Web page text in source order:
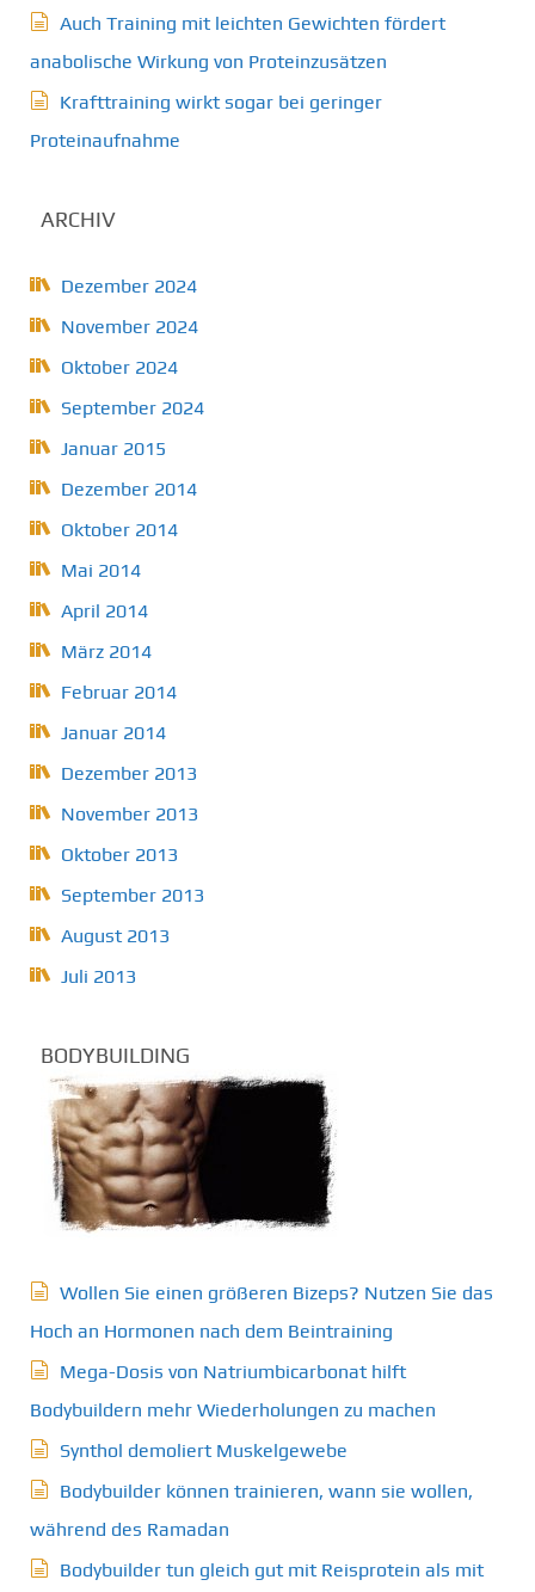
Auch Training mit leichten Gewichten fördert
anabolische Wirkung von Proteinzusätzen
Krafttraining wirkt sogar bei geringer
Proteinaufnahme
ARCHIV
Dezember 2024
November 2024
Oktober 2024
September 2024
Januar 2015
Dezember 2014
Oktober 2014
Mai 2014
April 2014
März 2014
Februar 2014
Januar 2014
Dezember 2013
November 2013
Oktober 2013
September 2013
August 2013
Juli 2013
BODYBUILDING
Wollen Sie einen größeren Bizeps? Nutzen Sie das
Hoch an Hormonen nach dem Beintraining
Mega-Dosis von Natriumbicarbonat hilft
Bodybuildern mehr Wiederholungen zu machen
Synthol demoliert Muskelgewebe
Bodybuilder können trainieren, wann sie wollen,
während des Ramadan
Bodybuilder tun gleich gut mit Reisprotein als mit